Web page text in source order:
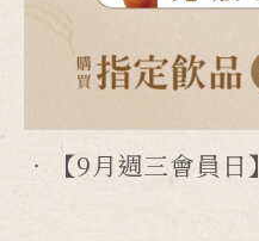
【9月週三會員日】